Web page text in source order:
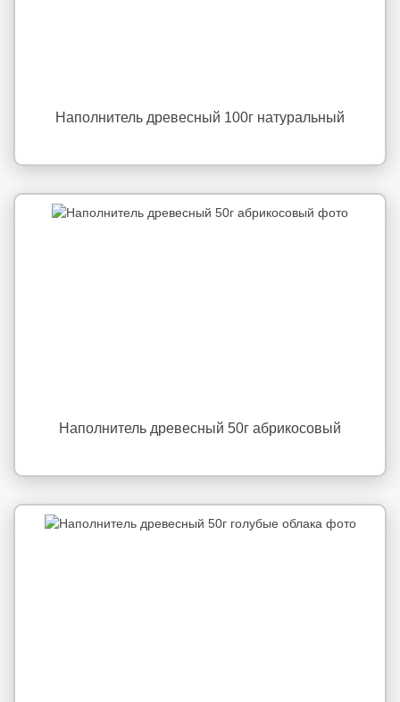
Наполнитель древесный 100г натуральный
Наполнитель древесный 50г абрикосовый